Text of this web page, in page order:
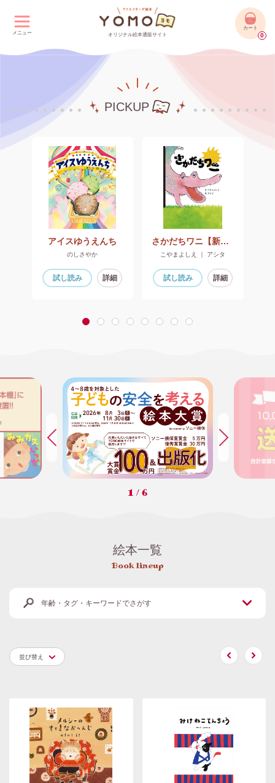
メニュー オリジナル絵本通販サイト
カート
0
PICKUP
アイスゆうえんち
のしさやか
試し読み 詳細
さかだちワニ【新装版】
こやまよしえ ｜ アシタ
試し読み 詳細
1 2 3 4 5 6 7 8
1 / 6
絵本一覧
Book lineup
年齢・タグ・キーワードでさがす
並び替え